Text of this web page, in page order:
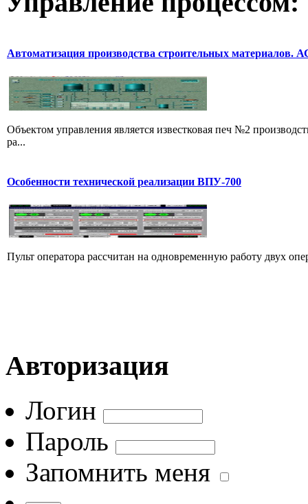
Автоматизация производства строительных материалов.
Объектом управления является известковая печ №2
ра...
Особенности технической реализации ВПУ-700
Пульт оператора рассчитан на одновременную работу двух
Авторизация
Логин
Пароль
Запомнить меня